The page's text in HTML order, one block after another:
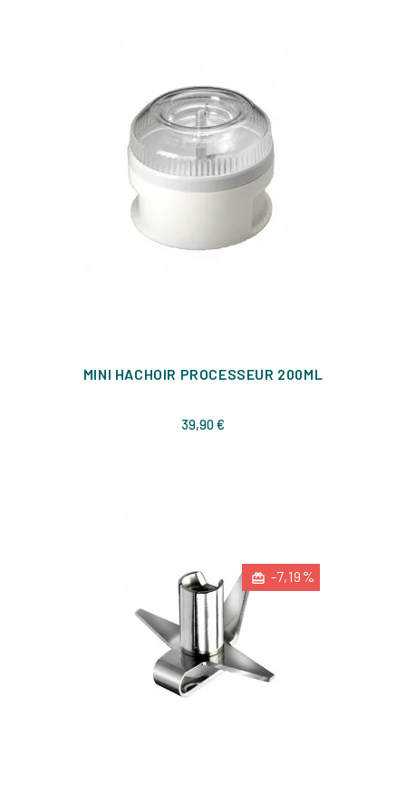
MINI HACHOIR PROCESSEUR 200ML
39,90 €
-7,19%